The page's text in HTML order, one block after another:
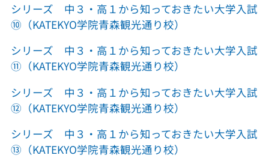
シリーズ 中３・高１から知っておきたい大学入試
⑩（KATEKYO学院青森観光通り校）
シリーズ 中３・高１から知っておきたい大学入試
⑪（KATEKYO学院青森観光通り校）
シリーズ 中３・高１から知っておきたい大学入試
⑫（KATEKYO学院青森観光通り校）
シリーズ 中３・高１から知っておきたい大学入試
⑬（KATEKYO学院青森観光通り校）